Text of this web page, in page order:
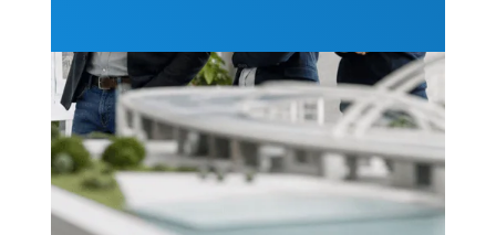
avgusta
2026.
godine u
Beogradu